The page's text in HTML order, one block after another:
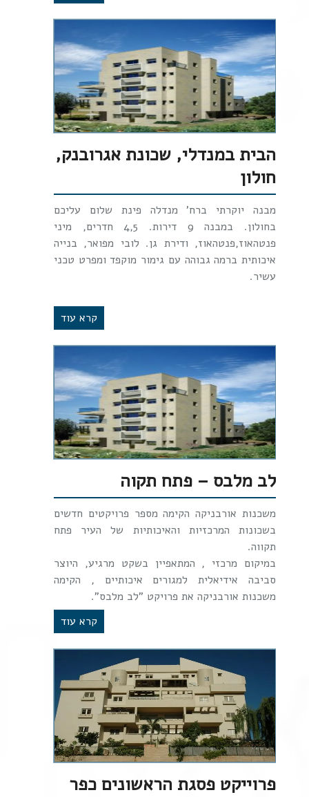
הבית במנדלי, שכונת אגרובנק,
חולון
מבנה יוקרתי ברח' מנדלה פינת שלום עליכם
בחולון. במבנה 9 דירות. 4,5 חדרים, מיני
פנטהאוז,פנטהאוז, ודירת גן. לובי מפואר, בנייה
איכותית ברמה גבוהה עם גימור מוקפד ומפרט טכני
עשיר.
קרא עוד
לב מלבס – פתח תקוה
משכנות אורבניקה הקימה מספר פרויקטים חדשים
בשכונות המרכזיות והאיכותיות של העיר פתח
תקווה.
במיקום מרכזי , המתאפיין בשקט מרגיע, היוצר
סביבה אידיאלית למגורים איכותיים , הקימה
משכנות אורבניקה את פרויקט "לב מלבס".
קרא עוד
פרוייקט פסגת הראשונים כפר